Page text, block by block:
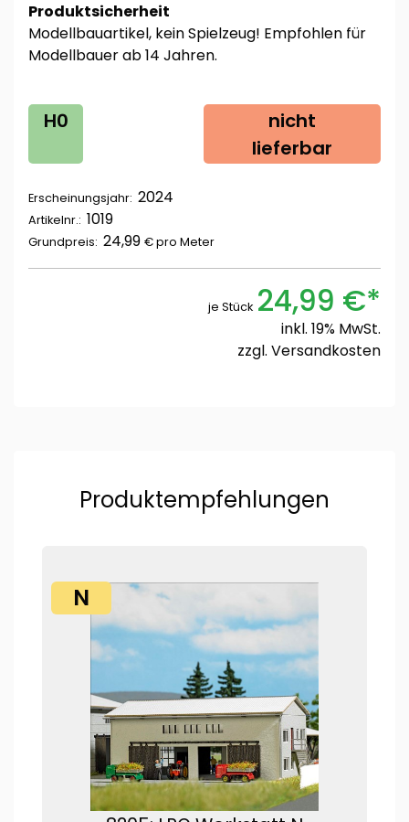
Produktsicherheit
Modellbauartikel, kein Spielzeug! Empfohlen für
Modellbauer ab 14 Jahren.
H0
nicht
lieferbar
Erscheinungsjahr: 2024
Artikelnr.: 1019
Grundpreis: 24,99 € pro Meter
je Stück 24,99 €*
inkl. 19% MwSt.
zzgl. Versandkosten
Produktempfehlungen
N